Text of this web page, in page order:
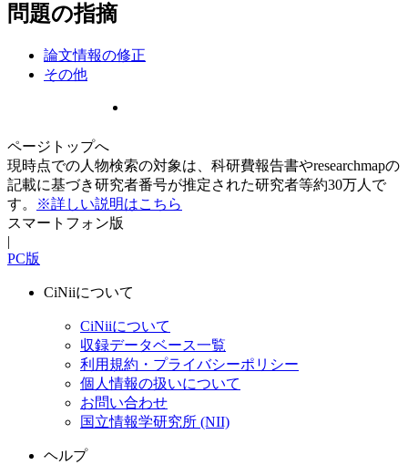
問題の指摘
論文情報の修正
その他
ページトップへ
現時点での人物検索の対象は、科研費報告書やresearchmapの
記載に基づき研究者番号が推定された研究者等約30万人で
す。
※詳しい説明はこちら
スマートフォン版
|
PC版
CiNiiについて
CiNiiについて
収録データベース一覧
利用規約・プライバシーポリシー
個人情報の扱いについて
お問い合わせ
国立情報学研究所 (NII)
ヘルプ